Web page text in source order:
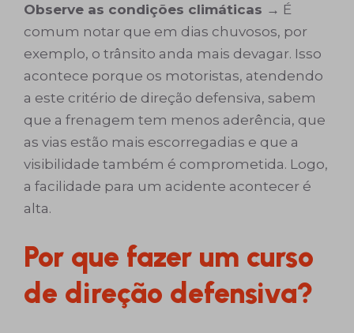
Observe as condições climáticas → É
comum notar que em dias chuvosos, por
exemplo, o trânsito anda mais devagar. Isso
acontece porque os motoristas, atendendo
a este critério de direção defensiva, sabem
que a frenagem tem menos aderência, que
as vias estão mais escorregadias e que a
visibilidade também é comprometida. Logo,
a facilidade para um acidente acontecer é
alta.
Por que fazer um curso
de direção defensiva?